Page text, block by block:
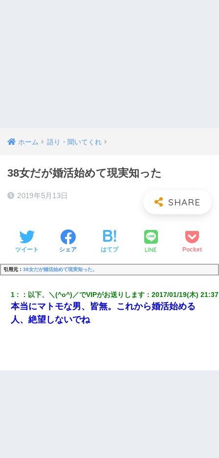
ホーム 語り・聞いてくれ
38女だが婚活始めて現実知った
2019年5月13日
ツイート シェア はてブ LINE Pocket
引用元： 38女だが婚活始めて現実知った。
1 ： 以下、＼(^o^)／でVIPがお送りします ：2017/01/19(木)
本当にマトモな男、皆無。これから婚活始める
人、絶望しないでね